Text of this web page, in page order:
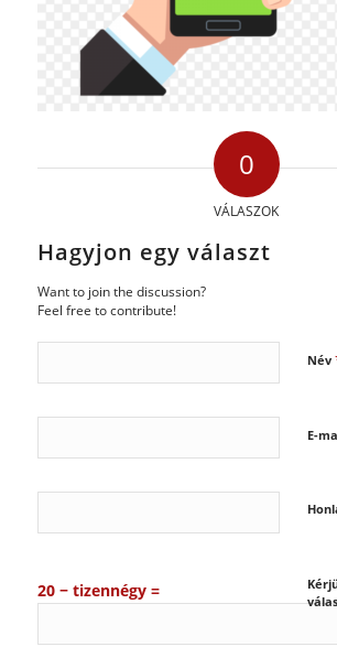
0
VÁLASZOK
Hagyjon egy választ
Want to join the discussion?
Feel free to contribute!
Név
E-
20 − tizennégy =